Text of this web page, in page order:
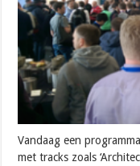
Vandaag een
met tracks zoals